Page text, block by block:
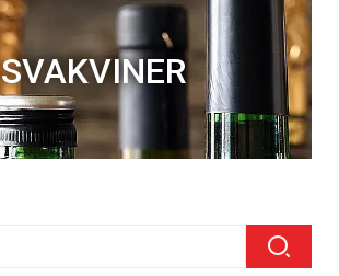
SVAKVINER